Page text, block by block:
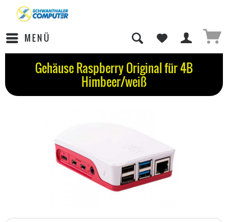
MENÜ
Gehäuse Raspberry Original für 4B
Himbeer/weiß